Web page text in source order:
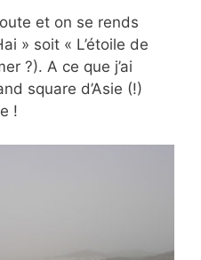
et on se rends
» soit « L’étoile de
?). A ce que j’ai
square d’Asie (!)
!